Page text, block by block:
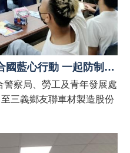
印尼及泰國籍移工響應聯合國藍心行動 一起防制人口販運
察局、勞工及青年發展處
三義鄉友聯車材製造股份
合國藍心行動」、「人口
販運的心。藍心行動的目